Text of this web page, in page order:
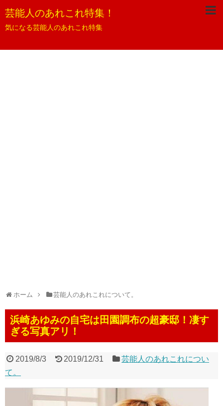
芸能人のあれこれ特集！
気になる芸能人のあれこれ特集
ホーム 芸能人のあれこれについて。
浜崎あゆみの自宅は田園調布の超豪邸！凄す
ぎる写真アリ！
2019/8/3 2019/12/31
芸能人のあれこれについ
て。